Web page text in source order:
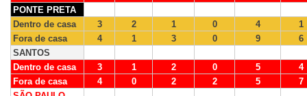
PONTE PRETA
Dentro de casa
3 2 1 0 4
1
Fora de casa
4 1 3 0 9
6
SANTOS
Dentro de casa
3 1 2 0 5
4
Fora de casa
4 0 2 2 5
7